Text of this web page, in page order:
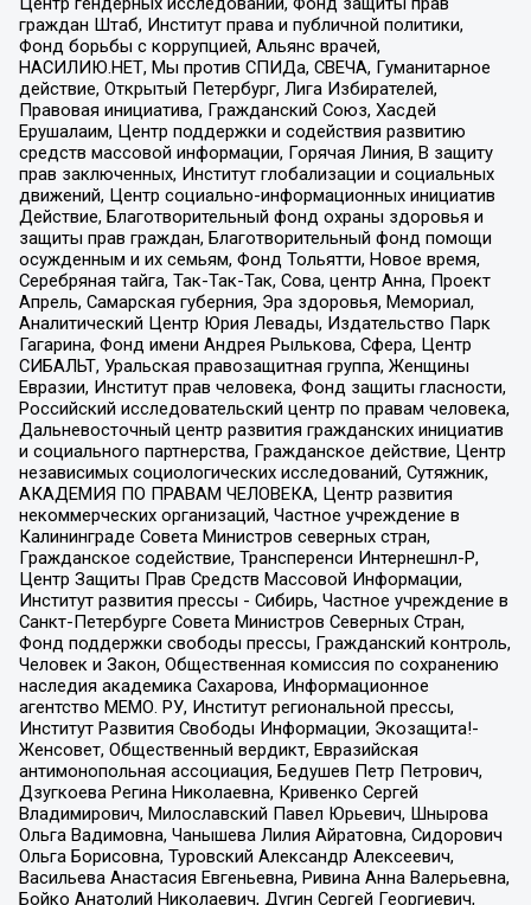
граждан Штаб, Институт права и публичной политики,
Фонд борьбы с коррупцией, Альянс врачей,
НАСИЛИЮ.НЕТ, Мы против СПИДа, СВЕЧА, Гуманитарное
действие, Открытый Петербург, Лига Избирателей,
Правовая инициатива, Гражданский Союз, Хасдей
Ерушалаим, Центр поддержки и содействия развитию
средств массовой информации, Горячая Линия, В защиту
прав заключенных, Институт глобализации и социальных
движений, Центр социально-информационных инициатив
Действие, Благотворительный фонд охраны здоровья и
защиты прав граждан, Благотворительный фонд помощи
осужденным и их семьям, Фонд Тольятти, Новое время,
Серебряная тайга, Так-Так-Так, Сова, центр Анна, Проект
Апрель, Самарская губерния, Эра здоровья, Мемориал,
Аналитический Центр Юрия Левады, Издательство Парк
Гагарина, Фонд имени Андрея Рылькова, Сфера, Центр
СИБАЛЬТ, Уральская правозащитная группа, Женщины
Евразии, Институт прав человека, Фонд защиты гласности,
Российский исследовательский центр по правам человека,
Дальневосточный центр развития гражданских инициатив
и социального партнерства, Гражданское действие, Центр
независимых социологических исследований, Сутяжник,
АКАДЕМИЯ ПО ПРАВАМ ЧЕЛОВЕКА, Центр развития
некоммерческих организаций, Частное учреждение в
Калининграде Совета Министров северных стран,
Гражданское содействие, Трансперенси Интернешнл-Р,
Центр Защиты Прав Средств Массовой Информации,
Институт развития прессы - Сибирь, Частное учреждение в
Санкт-Петербурге Совета Министров Северных Стран,
Фонд поддержки свободы прессы, Гражданский контроль,
Человек и Закон, Общественная комиссия по сохранению
наследия академика Сахарова, Информационное
агентство МЕМО. РУ, Институт региональной прессы,
Институт Развития Свободы Информации, Экозащита!-
Женсовет, Общественный вердикт, Евразийская
антимонопольная ассоциация, Бедушев Петр Петрович,
Дзугкоева Регина Николаевна, Кривенко Сергей
Владимирович, Милославский Павел Юрьевич, Шнырова
Ольга Вадимовна, Чанышева Лилия Айратовна, Сидорович
Ольга Борисовна, Туровский Александр Алексеевич,
Васильева Анастасия Евгеньевна, Ривина Анна Валерьевна,
Бойко Анатолий Николаевич, Дугин Сергей Георгиевич,